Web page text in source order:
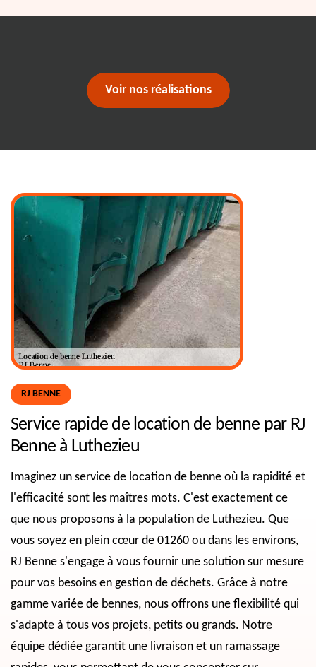
Voir nos réalisations
RJ BENNE
Service rapide de location de benne par RJ
Benne à Luthezieu
Imaginez un service de location de benne où la rapidité et
l'efficacité sont les maîtres mots. C'est exactement ce
que nous proposons à la population de Luthezieu. Que
vous soyez en plein cœur de 01260 ou dans les environs,
RJ Benne s'engage à vous fournir une solution sur mesure
pour vos besoins en gestion de déchets. Grâce à notre
gamme variée de bennes, nous offrons une flexibilité qui
s'adapte à tous vos projets, petits ou grands. Notre
équipe dédiée garantit une livraison et un ramassage